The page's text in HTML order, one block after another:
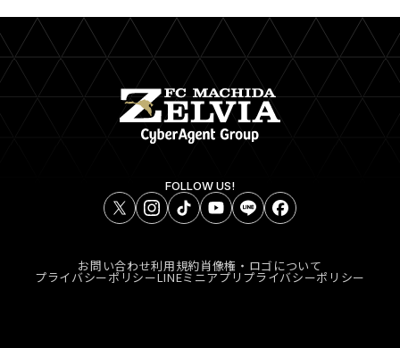
FOLLOW US!
お問い合わせ利用規約肖像権・ロゴについて
プライバシーポリシーLINEミニアプリプライバシーポリシー